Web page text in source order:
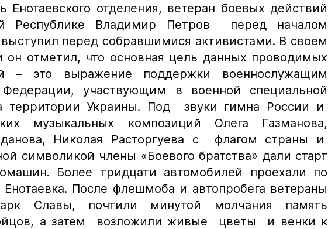
Енотаевского отделения, ветеран боевых действий
Республике Владимир Петров перед началом
выступил перед собравшимися активистами. В своем
он отметил, что основная цель данных проводимых
– это выражение поддержки военнослужащим
Федерации, участвующим в военной специальной
территории Украины. Под звуки гимна России и
музыкальных композиций Олега Газманова,
Николая Расторгуева с флагом страны и
символикой члены «Боевого братства» дали старт
Более тридцати автомобилей проехали по
После флешмоба и автопробега ветераны
Славы, почтили минутой молчания память
а затем возложили живые цветы и венки к